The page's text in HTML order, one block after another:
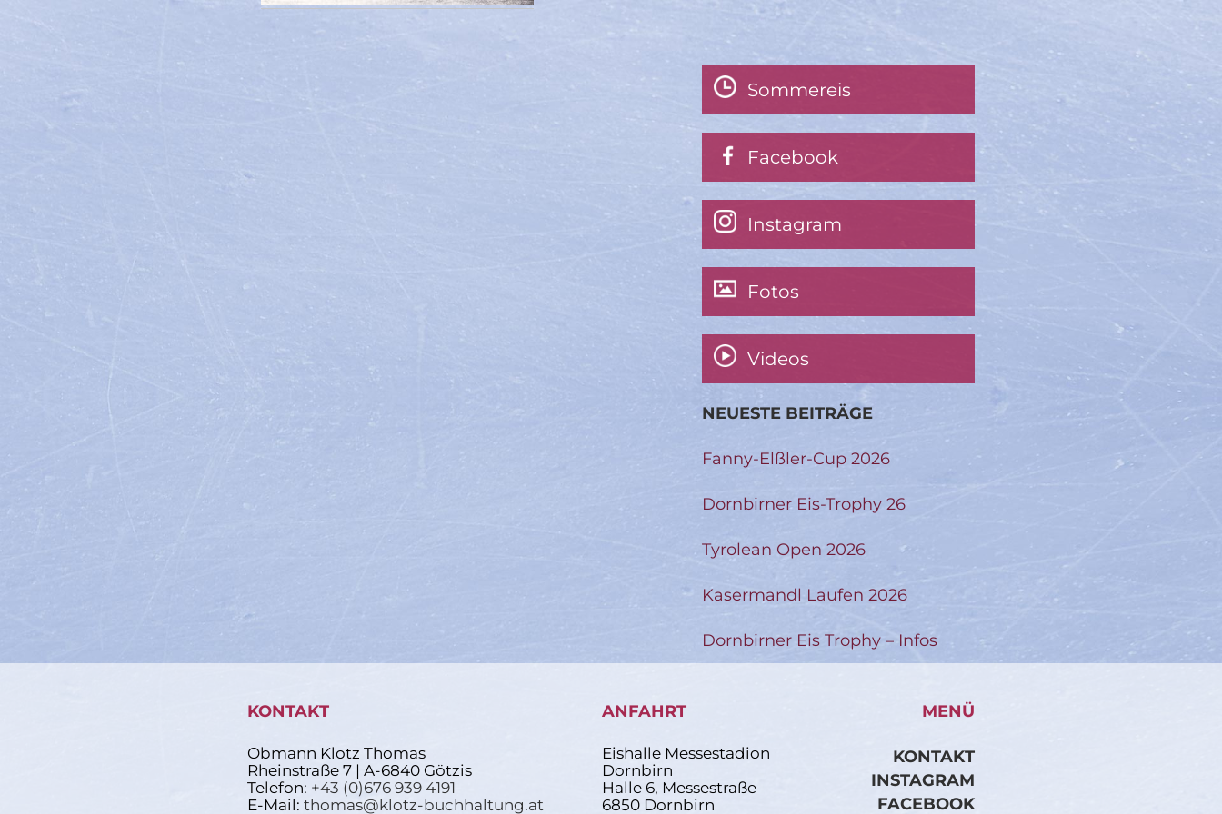
Sommereis
Facebook
Instagram
Fotos
Videos
NEUESTE BEITRÄGE
Fanny-Elßler-Cup 2026
Dornbirner Eis-Trophy 26
Tyrolean Open 2026
Kasermandl Laufen 2026
Dornbirner Eis Trophy – Infos
KONTAKT
Obmann Klotz Thomas
Rheinstraße 7 | A-6840 Götzis
Telefon: +43 (0)676 939 4191
E-Mail: thomas@klotz-buchhaltung.at
ANFAHRT
Eishalle Messestadion
Dornbirn
Halle 6, Messestraße
6850 Dornbirn
MENÜ
KONTAKT
INSTAGRAM
FACEBOOK